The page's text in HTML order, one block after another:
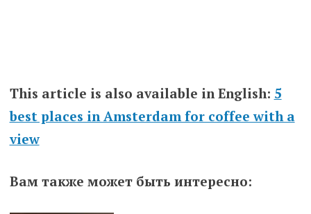
This article is also available in English: 5
best places in Amsterdam for coffee with a
view
Вам также может быть интересно: